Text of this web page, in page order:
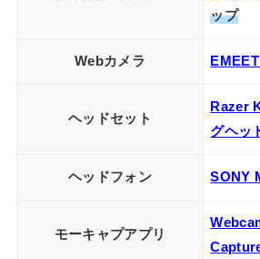
ップ
Webカメラ
ヘッドセット
Razer
グヘッ
ヘッドフォン SONY
モーキャプアプリ